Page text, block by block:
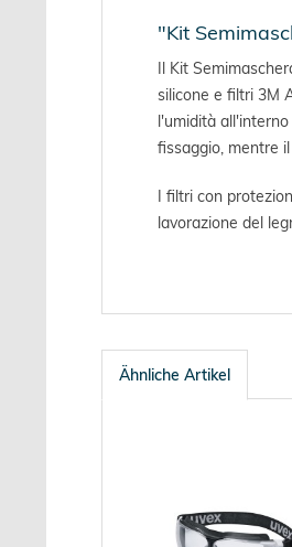
"Kit
Il Kit
silicone e filtri 3M
l'umidità
fissaggio, mentre
I filtri con
lavorazione del
Ähnliche Artikel